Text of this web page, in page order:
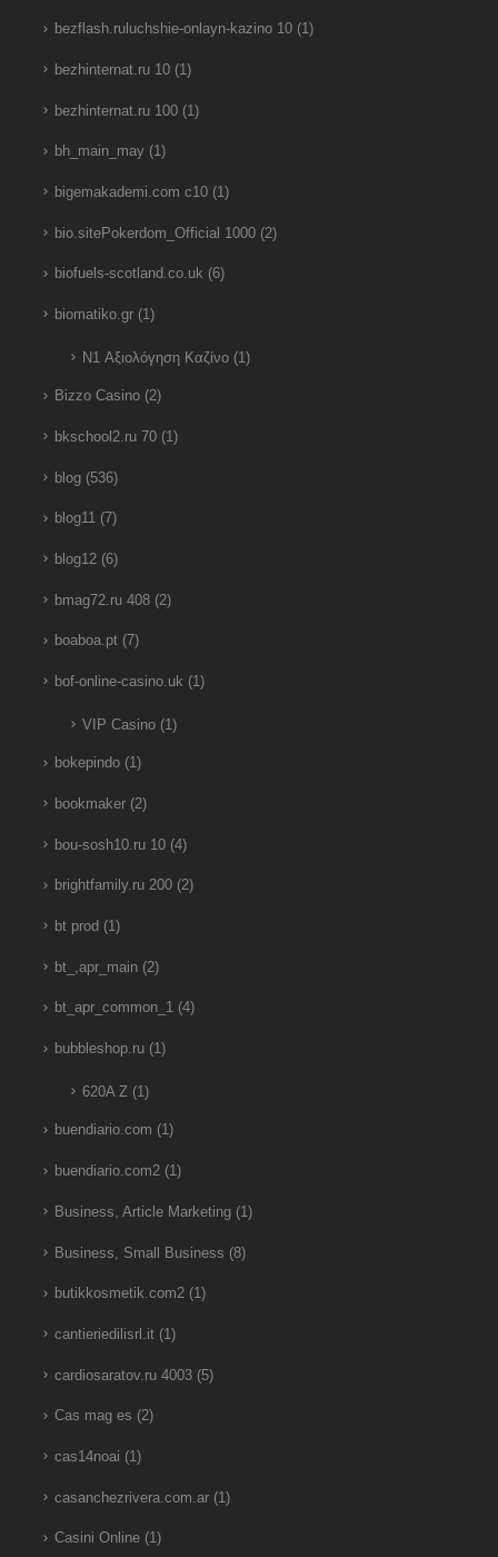
bezflash.ruluchshie-onlayn-kazino 10(1)
bezhinternat.ru 10(1)
bezhinternat.ru 100(1)
bh_main_may(1)
bigemakademi.com c10(1)
bio.sitePokerdom_Official 1000(2)
biofuels-scotland.co.uk (6)
biomatiko.gr(1)
N1 Αξιολόγηση Καζίνο(1)
Bizzo Casino(2)
bkschool2.ru 70(1)
blog(536)
blog11(7)
blog12(6)
bmag72.ru 408(2)
boaboa.pt(7)
bof-online-casino.uk (1)
VIP Casino(1)
bokepindo(1)
bookmaker(2)
bou-sosh10.ru 10(4)
brightfamily.ru 200(2)
bt prod (1)
bt_,apr_main(2)
bt_apr_common_1(4)
bubbleshop.ru(1)
620A Z(1)
buendiario.com (1)
buendiario.com2(1)
Business, Article Marketing(1)
Business, Small Business (8)
butikkosmetik.com2(1)
cantieriedilisrl.it(1)
cardiosaratov.ru 4003(5)
Cas mag es (2)
cas14noai (1)
casanchezrivera.com.ar(1)
Casini Online(1)